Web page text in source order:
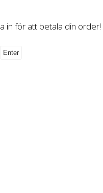
in för att betala din order!